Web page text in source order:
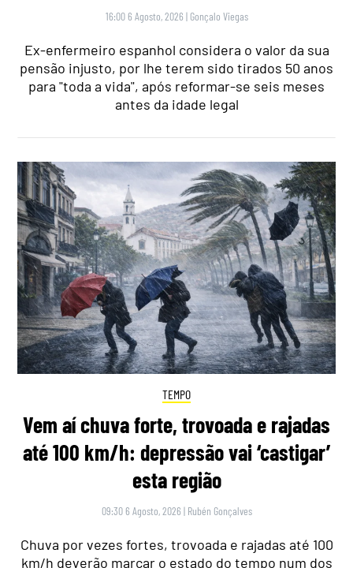
16:00 6 Agosto, 2026 | Gonçalo Viegas
Ex-enfermeiro espanhol considera o valor da sua
pensão injusto, por lhe terem sido tirados 50 anos
para "toda a vida", após reformar-se seis meses
antes da idade legal
TEMPO
Vem aí chuva forte, trovoada e rajadas
até 100 km/h: depressão vai ‘castigar’
esta região
09:30 6 Agosto, 2026 | Rubén Gonçalves
Chuva por vezes fortes, trovoada e rajadas até 100
km/h deverão marcar o estado do tempo num dos